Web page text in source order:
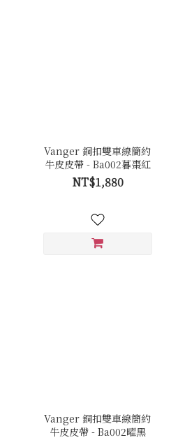
Vanger 銅扣雙車線簡約
牛皮皮帶 - Ba002暮棗紅
NT$1,880
Vanger 銅扣雙車線簡約
牛皮皮帶 - Ba002曜黑